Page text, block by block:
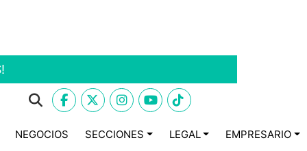
NEGOCIOS SECCIONES LEGAL EMPRESARIO